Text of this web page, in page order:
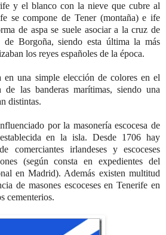
y el blanco con la nieve que cubre al
se compone de Tener (montaña) e ife
de aspa se suele asociar a la cruz de
Borgoña, siendo esta última la más
los reyes españoles de la época.
en una simple elección de colores en el
de las banderas marítimas, siendo una
distintas.
por la masonería escocesa de
en la isla. Desde 1706 hay
comerciantes irlandeses y escoceses
(según consta en expedientes del
en Madrid). Además existen multitud
de masones escoceses en Tenerife en
cementerios.